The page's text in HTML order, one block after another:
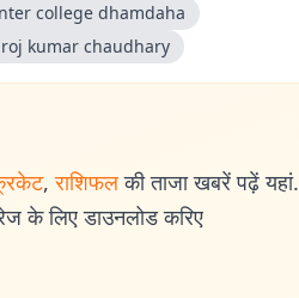
college dhamdaha
kumar chaudhary
, राशिफल की ताजा खबरें पढ़ें यहां.
के लिए डाउनलोड करिए